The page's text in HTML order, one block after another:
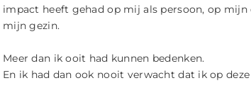
impact heeft gehad op mij als persoon, op
mijn gezin.
Meer dan ik ooit had kunnen bedenken.
En ik had dan ook nooit verwacht dat ik op